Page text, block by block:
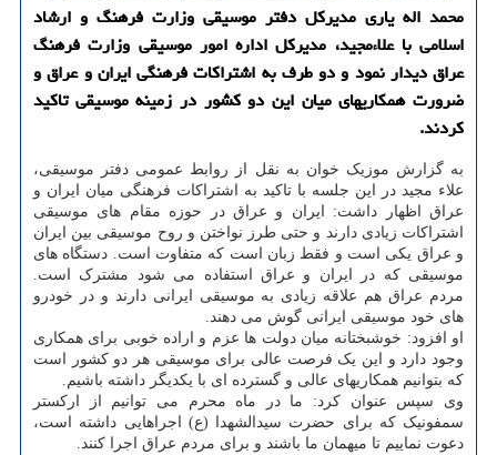
محمد اله یاری مدیرکل دفتر موسیقی وزارت فرهنگ و ارشاد
اسلامی با علاءمجید، مدیرکل اداره امور موسیقی وزارت فرهنگ
عراق دیدار نمود و دو طرف به اشتراکات فرهنگی ایران و عراق و
ضرورت همکاریهای میان این دو کشور در زمینه موسیقی تاکید
کردند.
به گزارش موزیک خوان به نقل از روابط عمومی دفتر موسیقی،
علاء مجید در این جلسه با تاکید به اشتراکات فرهنگی میان ایران و
عراق اظهار داشت: ایران و عراق در حوزه مقام های موسیقی
اشتراکات زیادی دارند و حتی طرز نواختن و روح موسیقی بین ایران
و عراق یکی است و فقط زبان است که متفاوت است. دستگاه های
موسیقی که در ایران و عراق استفاده می شود مشترک است.
مردم عراق هم علاقه زیادی به موسیقی ایرانی دارند و در خودرو
های خود موسیقی ایرانی گوش می دهند.
او افزود: خوشبختانه میان دولت ها عزم و اراده خوبی برای همکاری
وجود دارد و این یک فرصت عالی برای موسیقی هر دو کشور است
که بتوانیم همکاریهای عالی و گسترده ای با یکدیگر داشته باشیم.
وی سپس عنوان کرد: ما در ماه محرم می توانیم از ارکستر
سمفونیک که برای حضرت سیدالشهدا (ع) اجراهایی داشته است،
دعوت نماییم تا میهمان ما باشند و برای مردم عراق اجرا کنند.